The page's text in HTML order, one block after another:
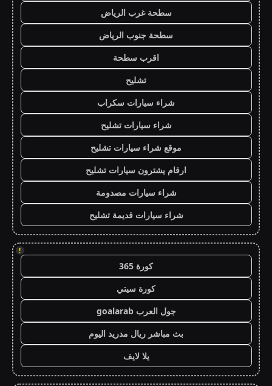
سطحة غرب الرياض
سطحة جنوب الرياض
اقرب سطحة
تشليح
شراء سيارات سكراب
شراء سيارات تشليح
موقع شراء سيارات تشليح
ارقام يشترون سيارات تشليح
شراء سيارات مصدومة
شراء سيارات قديمة تشليح
!
كورة 365
كورة سيتي
جول العرب goalarab
بث مباشر ريال مدريد اليوم
يلا لايف